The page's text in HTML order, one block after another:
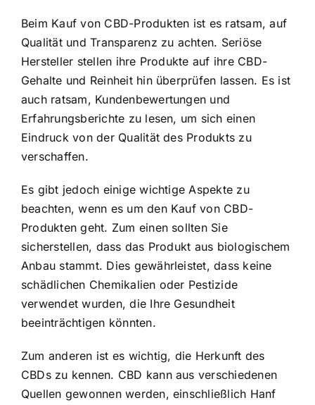
Beim Kauf von CBD-Produkten ist es ratsam, auf
Qualität und Transparenz zu achten. Seriöse
Hersteller stellen ihre Produkte auf ihre CBD-
Gehalte und Reinheit hin überprüfen lassen. Es ist
auch ratsam, Kundenbewertungen und
Erfahrungsberichte zu lesen, um sich einen
Eindruck von der Qualität des Produkts zu
verschaffen.
Es gibt jedoch einige wichtige Aspekte zu
beachten, wenn es um den Kauf von CBD-
Produkten geht. Zum einen sollten Sie
sicherstellen, dass das Produkt aus biologischem
Anbau stammt. Dies gewährleistet, dass keine
schädlichen Chemikalien oder Pestizide
verwendet wurden, die Ihre Gesundheit
beeinträchtigen könnten.
Zum anderen ist es wichtig, die Herkunft des
CBDs zu kennen. CBD kann aus verschiedenen
Quellen gewonnen werden, einschließlich Hanf